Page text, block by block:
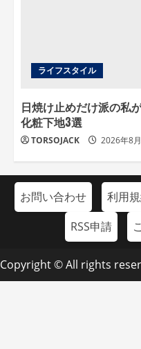
ライフスタイル
日焼け止めだけ派の私
化粧下地3選
TORSOJACK 2026年8
お問い合わせ 利用
RSS申請
Copyright © All rights